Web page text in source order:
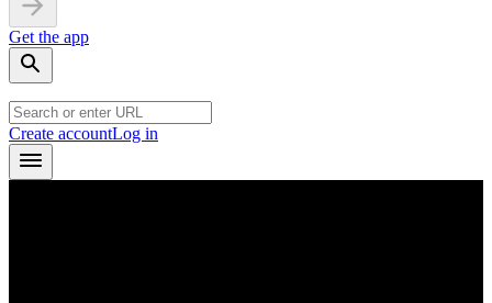
Get the app
Create accountLog in